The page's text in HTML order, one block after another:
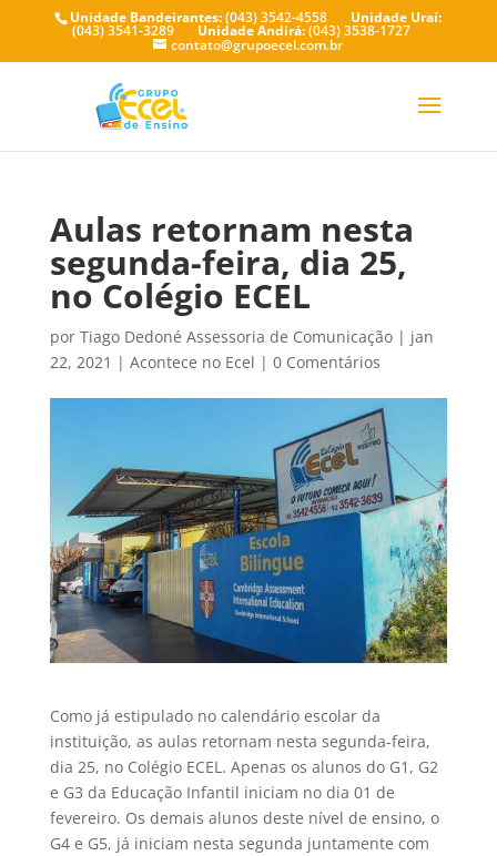
Unidade Bandeirantes:(043) 3542-4558 Unidade Uraí:
(043) 3541-3289 Unidade Andirá:(043) 3538-1727
contato@grupoecel.com.br
Aulas retornam nesta
segunda-feira, dia 25,
no Colégio ECEL
por Tiago Dedoné Assessoria de Comunicação| jan
22, 2021 | Acontece no Ecel | 0 Comentários
Como já estipulado no calendário escolar da
instituição, as aulas retornam nesta segunda-feira,
dia 25, no Colégio ECEL. Apenas os alunos do G1, G2
e G3 da Educação Infantil iniciam no dia 01 de
fevereiro. Os demais alunos deste nível de ensino, o
G4 e G5, já iniciam nesta segunda juntamente com